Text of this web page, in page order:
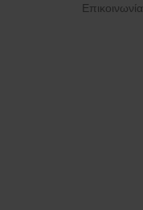
Επικοινωνία